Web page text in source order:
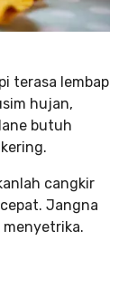
terasa lembap
hujan,
butuh
cangkir
Jangna